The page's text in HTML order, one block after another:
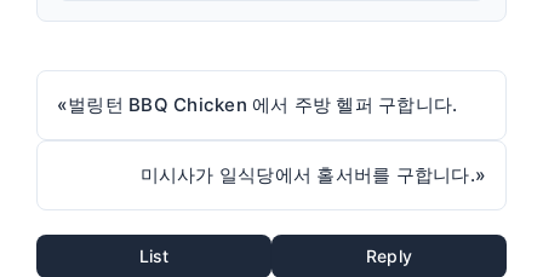
«벌링턴 BBQ Chicken 에서 주방 헬퍼 구합니다.
미시사가 일식당에서 홀서버를 구합니다.»
List Reply